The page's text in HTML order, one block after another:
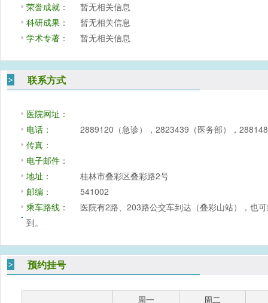
荣誉成就：
暂无相关信息
科研成果：
暂无相关信息
学术专著：
暂无相关信息
联系方式
医院网址：
电话：
2889120（急诊），2823439（医务部），
传真：
电子邮件：
地址：
桂林市叠彩区叠彩路2号
邮编：
541002
乘车路线：
医院有2路、203路公交车到达（叠彩山站），也
到。
预约挂号
周一
周二